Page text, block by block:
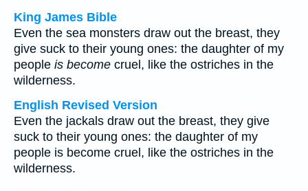
King James Bible
Even the sea monsters draw out the breast, they
give suck to their young ones: the daughter of my
people is become cruel, like the ostriches in the
wilderness.
English Revised Version
Even the jackals draw out the breast, they give
suck to their young ones: the daughter of my
people is become cruel, like the ostriches in the
wilderness.